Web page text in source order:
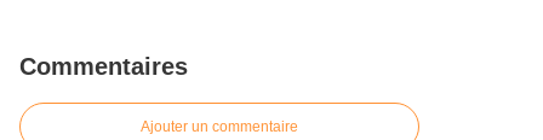
Commentaires
Ajouter un commentaire